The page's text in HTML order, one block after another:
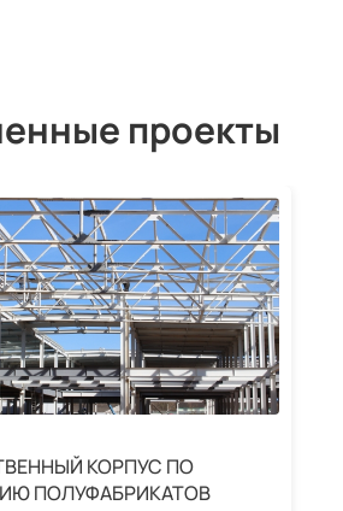
проекты
КОРПУС ПО
ПОЛУФАБРИКАТОВ